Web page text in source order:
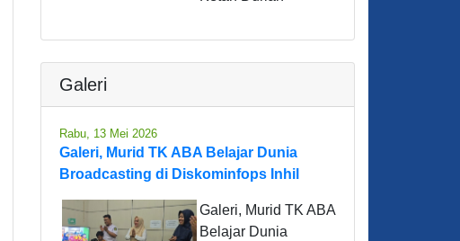
Galeri
Rabu, 13 Mei 2026
Galeri, Murid TK ABA Belajar Dunia
Broadcasting di Diskominfops Inhil
Galeri, Murid TK ABA
Belajar Dunia